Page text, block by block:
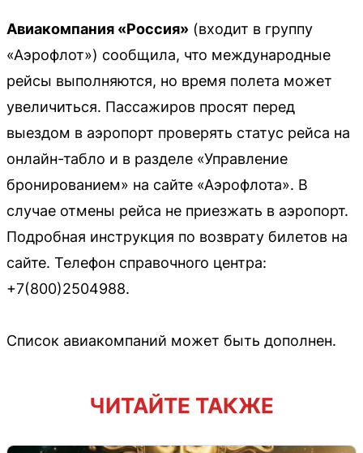
Авиакомпания «Россия» (входит в группу
«Аэрофлот») сообщила, что международные
рейсы выполняются, но время полета может
увеличиться. Пассажиров просят перед
выездом в аэропорт проверять статус рейса на
онлайн-табло и в разделе «Управление
бронированием» на сайте «Аэрофлота». В
случае отмены рейса не приезжать в аэропорт.
Подробная инструкция по возврату билетов на
сайте. Телефон справочного центра:
+7(800)2504988.
Список авиакомпаний может быть дополнен.
ЧИТАЙТЕ ТАКЖЕ